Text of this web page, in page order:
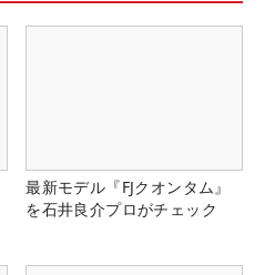
最新モデル『FJクオンタム』
を石井良介プロがチェック